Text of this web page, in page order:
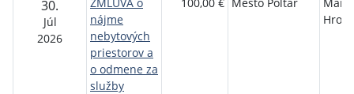
30.
Júl
2026
nájme
nebytových
priestorov a
o odmene za
služby